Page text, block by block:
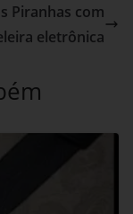
Piranhas com
eletrônica